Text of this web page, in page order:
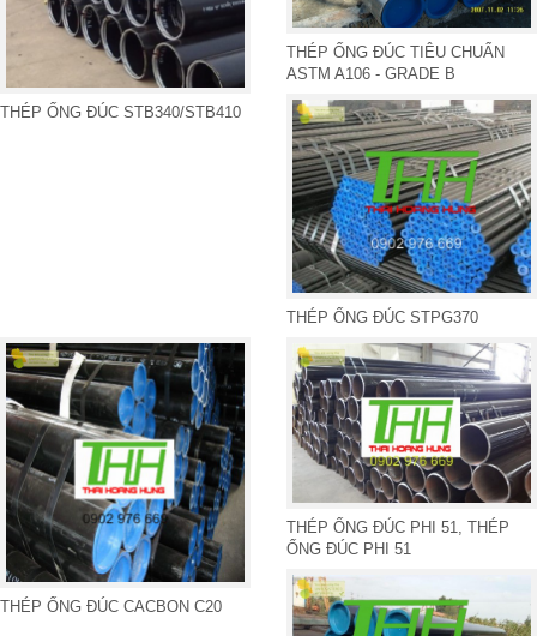
THÉP ỐNG ĐÚC STB340/STB410
THÉP ỐNG ĐÚC TIÊU CHUẨN
ASTM A106 - GRADE B
THÉP ỐNG ĐÚC STPG370
THÉP ỐNG ĐÚC CACBON C20
THÉP ỐNG ĐÚC PHI 51, THÉP
ỐNG ĐÚC PHI 51